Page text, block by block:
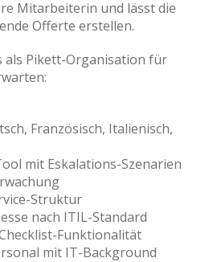
Mitarbeiterin und lässt die
Offerte erstellen.
als Pikett-Organisation für
Französisch, Italienisch,
mit Eskalations-Szenarien
Struktur
nach ITIL-Standard
Funktionalität
mit IT-Background